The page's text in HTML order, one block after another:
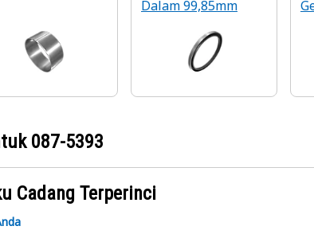
Dalam 99,85mm
087-5393
Cadang Terperinci